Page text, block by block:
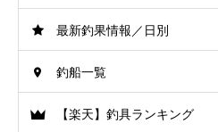
最新釣果情報／日別
釣船一覧
【楽天】釣具ランキング